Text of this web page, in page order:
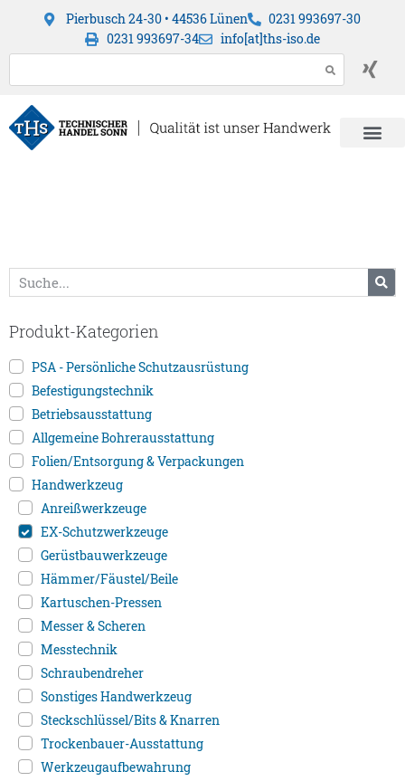
Pierbusch 24-30 • 44536 Lünen
0231 993697-30
0231 993697-34
info[at]ths-iso.de
Produkt-Kategorien
PSA - Persönliche Schutzausrüstung
Befestigungstechnik
Betriebsausstattung
Allgemeine Bohrerausstattung
Folien/Entsorgung & Verpackungen
Handwerkzeug
Anreißwerkzeuge
EX-Schutzwerkzeuge
Gerüstbauwerkzeuge
Hämmer/Fäustel/Beile
Kartuschen-Pressen
Messer & Scheren
Messtechnik
Schraubendreher
Sonstiges Handwerkzeug
Steckschlüssel/Bits & Knarren
Trockenbauer-Ausstattung
Werkzeugaufbewahrung